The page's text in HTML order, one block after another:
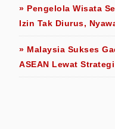
» Pengelola Wisata
Izin Tak Diurus,
» Malaysia Sukses
ASEAN Lewat